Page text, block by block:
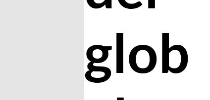
glob